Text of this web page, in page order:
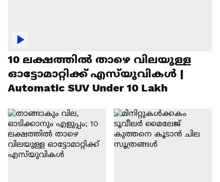
10 ലക്ഷത്തിൽ താഴെ വിലയുള്ള
ഓട്ടോമാറ്റിക്ക് എസ്‍യുവികൾ |
Automatic SUV Under 10 Lakh